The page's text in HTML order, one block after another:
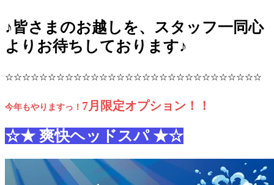
♪皆さまのお越しを、スタッフ一同心
よりお待ちしております♪
☆☆☆☆☆☆☆☆☆☆☆☆☆☆☆☆☆☆☆☆☆☆☆☆☆☆☆☆☆☆
今年もやりますっ！ 7月限定オプション！！
☆★ 爽快ヘッドスパ ★☆